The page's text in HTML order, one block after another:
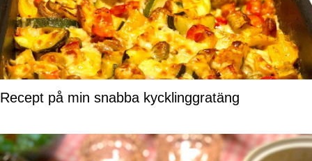
Recept på min snabba kycklinggratäng